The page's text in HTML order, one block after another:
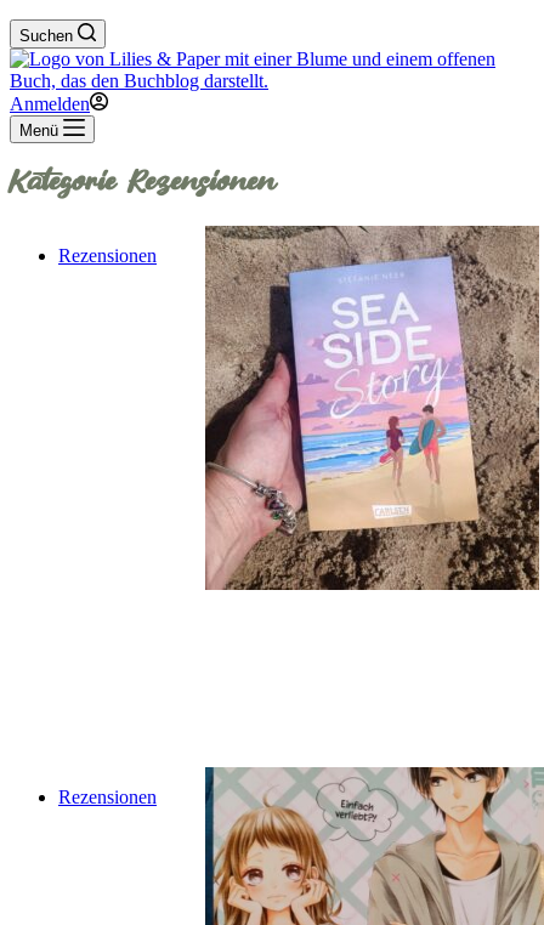
Suchen
Anmelden
Menü
KategorieRezensionen
Rezensionen
Rezensionen